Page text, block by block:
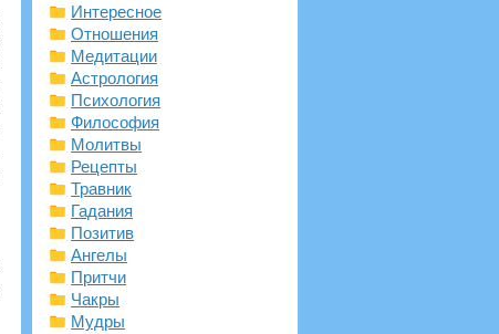
Интересное
Отношения
Медитации
Астрология
Психология
Философия
Молитвы
Рецепты
Травник
Гадания
Позитив
Ангелы
Притчи
Чакры
Мудры